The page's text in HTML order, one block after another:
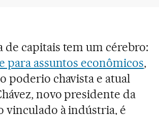
de capitais tem um cérebro:
para assuntos econômicos,
poderio chavista e atual
novo presidente da
vinculado à indústria, é